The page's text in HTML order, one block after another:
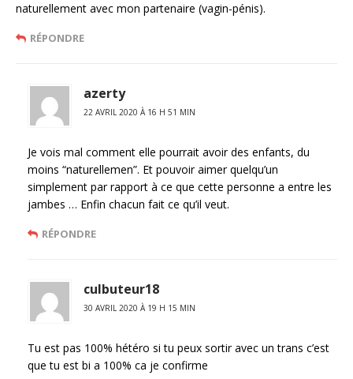
naturellement avec mon partenaire (vagin-pénis).
RÉPONDRE
azerty
22 AVRIL 2020 À 16 H 51 MIN
Je vois mal comment elle pourrait avoir des enfants, du
moins “naturellemen”. Et pouvoir aimer quelqu’un
simplement par rapport à ce que cette personne a entre les
jambes … Enfin chacun fait ce qu’il veut.
RÉPONDRE
culbuteur18
30 AVRIL 2020 À 19 H 15 MIN
Tu est pas 100% hétéro si tu peux sortir avec un trans c’est
que tu est bi a 100% ca je confirme